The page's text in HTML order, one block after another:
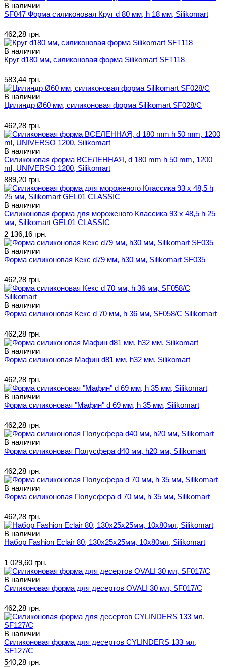
В наличии
SF047 Форма силиконовая Круг d 80 мм, h 18 мм, Silikomart
462,28 грн.
В наличии
Круг d180 мм, силиконовая форма Silikomart SFT118
583,44 грн.
В наличии
Цилиндр Ø60 мм, силиконовая форма Silikomart SF028/C
462,28 грн.
В наличии
Силиконовая форма ВСЕЛЕННАЯ, d 180 mm h 50 mm, 1200
ml, UNIVERSO 1200, Silikomart
889,20 грн.
В наличии
Силиконовая форма для мороженого Классика 93 x 48,5 h 25
мм, Silikomart GEL01 CLASSIC
2 136,16 грн.
В наличии
Форма силиконовая Кекс d79 мм, h30 мм, Silikomart SF035
462,28 грн.
В наличии
Форма силиконовая Кекс d 70 мм, h 36 мм, SF058/C Silikomart
462,28 грн.
В наличии
Форма силиконовая Мафин d81 мм, h32 мм, Silikomart
462,28 грн.
В наличии
Форма силиконовая "Мафин" d 69 мм, h 35 мм, Silikomart
462,28 грн.
В наличии
Форма силиконовая Полусфера d40 мм, h20 мм, Silikomart
462,28 грн.
В наличии
Форма силиконовая Полусфера d 70 мм, h 35 мм, Silikomart
462,28 грн.
В наличии
Набор Fashion Eclair 80, 130x25х25мм, 10x80мл, Silikomart
1 029,60 грн.
В наличии
Силиконовая форма для десертов OVALI 30 мл, SF017/C
462,28 грн.
В наличии
Силиконовая форма для десертов CYLINDERS 133 мл,
SF127/C
540,28 грн.